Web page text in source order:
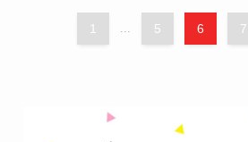
1 5 6 7